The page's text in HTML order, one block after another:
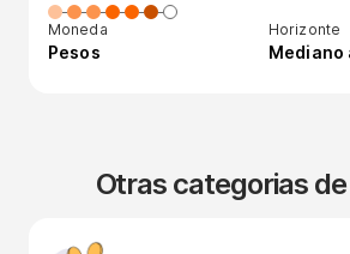
Moneda
Pesos
Horizonte
Mediano
Otras categorias